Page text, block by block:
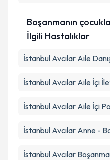
Boşanmanın
İlgili Hastalıklar
İstanbul Avcılar Aile
İstanbul Avcılar Aile İçi
İstanbul Avcılar Aile İçi
İstanbul Avcılar Anne -
İstanbul Avcılar Boşanma